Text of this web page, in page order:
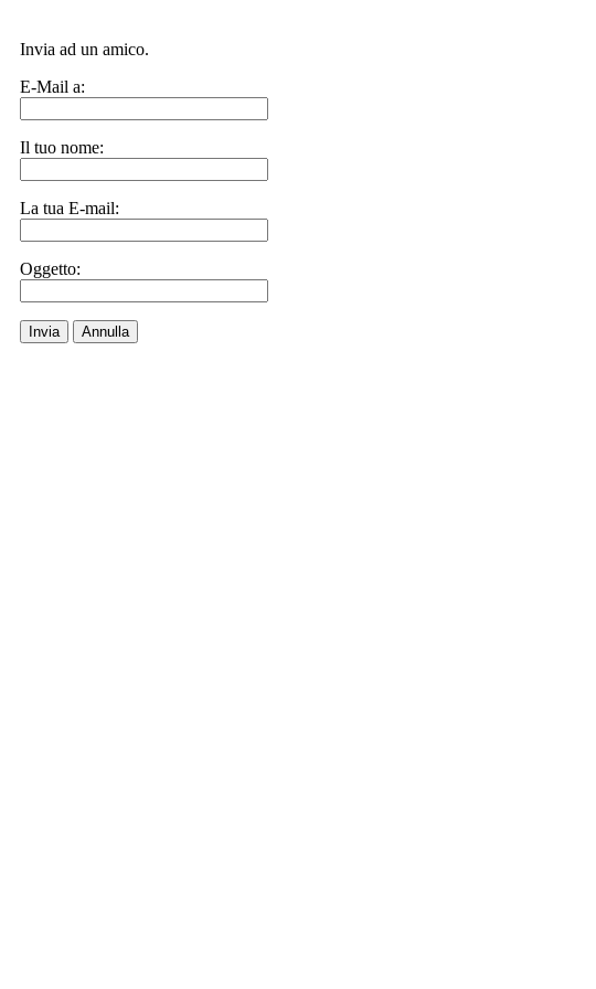
Invia ad un amico.
E-Mail a:
Il tuo nome:
La tua E-mail:
Oggetto:
Invia Annulla